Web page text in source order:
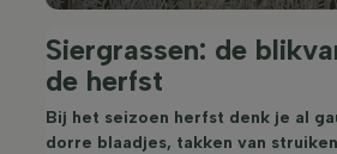
Siergrassen: de
de herfst
Bij het seizoen herfst denk je al
dorre blaadjes, takken van